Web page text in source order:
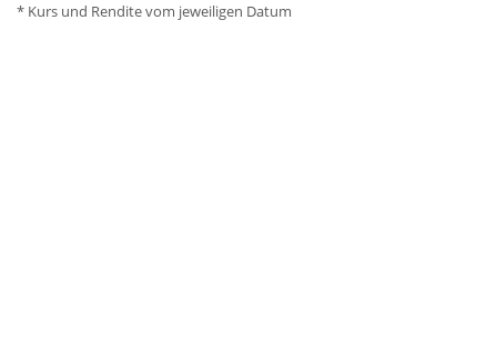
* Kurs und Rendite vom jeweiligen Datum